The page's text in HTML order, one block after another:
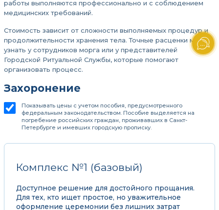
работы выполняются профессионально и с соблюдением
медицинских требований.
Стоимость зависит от сложности выполняемых процедур и
продолжительности хранения тела. Точные расценки можно
узнать у сотрудников морга или у представителей
Городской Ритуальной Службы, которые помогают
организовать процесс.
Захоронение
Показывать цены с учетом пособия, предусмотренного
федеральным законодательством. Пособие выделяется на
погребение российских граждан, проживавших в Санкт-
Петербурге и имевших городскую прописку.
Комплекс №1 (базовый)
Доступное решение для достойного прощания.
Для тех, кто ищет простое, но уважительное
оформление церемонии без лишних затрат